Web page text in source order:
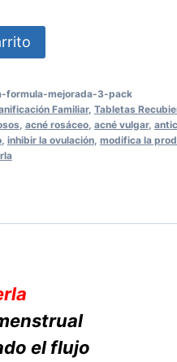
formula-mejorada-3-pack
Familiar, Tabletas
acné rosáceo, acné vulgar,
, inhibir la ovulación, modifica la
el flujo